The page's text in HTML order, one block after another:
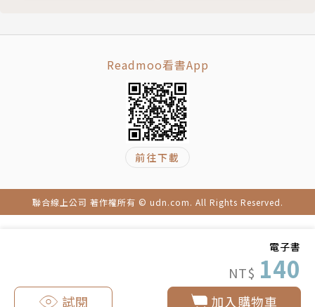
電子書
NT$ 140
加入購物車
試閱
Readmoo看書App
前往下載
聯合線上公司 著作權所有 © udn.com. All Rights Reserved.